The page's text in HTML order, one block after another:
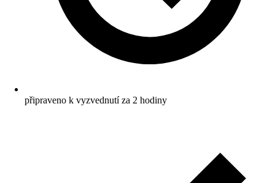
připraveno k vyzvednutí za 2 hodiny